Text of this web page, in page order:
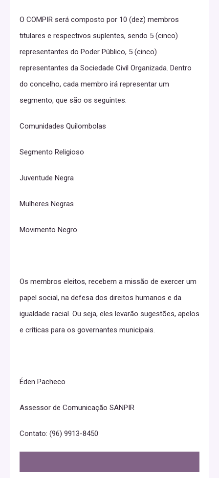
O COMPIR será composto por 10 (dez) membros
titulares e respectivos suplentes, sendo 5 (cinco)
representantes do Poder Público, 5 (cinco)
representantes da Sociedade Civil Organizada. Dentro
do concelho, cada membro irá representar um
segmento, que são os seguintes:
Comunidades Quilombolas
Segmento Religioso
Juventude Negra
Mulheres Negras
Movimento Negro
Os membros eleitos, recebem a missão de exercer um
papel social, na defesa dos direitos humanos e da
igualdade racial. Ou seja, eles levarão sugestões, apelos
e críticas para os governantes municipais.
Éden Pacheco
Assessor de Comunicação SANPIR
Contato: (96) 9913-8450